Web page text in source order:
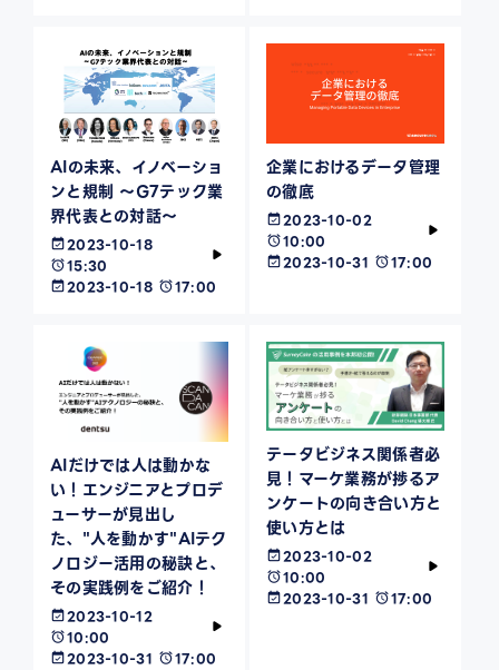
AIの未来、イノベーショ
ンと規制 ～G7テック業
界代表との対話～
2023-10-18
15:30
2023-10-18
17:00
企業におけるデータ管理
の徹底
2023-10-02
10:00
2023-10-31
17:00
AIだけでは人は動かな
い！エンジニアとプロデ
ューサーが見出し
た、"人を動かす"AIテク
ノロジー活用の秘訣と、
その実践例をご紹介！
2023-10-12
10:00
2023-10-31
17:00
テータビジネス関係者必
見！マーケ業務が捗るア
ンケートの向き合い方と
使い方とは
2023-10-02
10:00
2023-10-31
17:00